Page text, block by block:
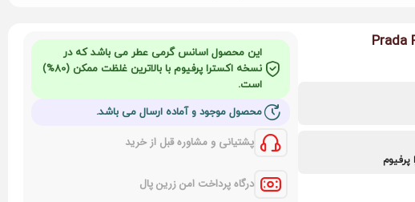
این محصول اسانس گرمی عطر می باشد که در
نسخه اکسترا پرفیوم با بالاترین غلظت ممکن (80%)
است.
محصول موجود و آماده ارسال می باشد.
پشتیانی و مشاوره قبل از خرید
درگاه پرداخت امن زرین پال